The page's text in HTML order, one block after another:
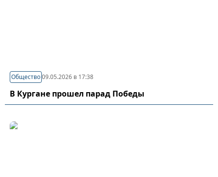
Общество09.05.2026 в 17:38
В Кургане прошел парад Победы